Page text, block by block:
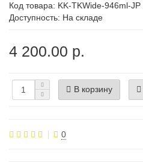
Код товара: KK-TKWide-946ml-JP
Доступность: На складе
4 200.00 р.
В корзину
0